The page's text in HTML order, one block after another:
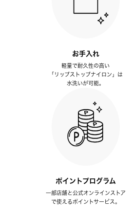
お手入れ
軽量で耐久性の高い
「リップストップナイロン」は
水洗いが可能。
ポイントプログラム
一部店舗と公式オンラインストア
で使えるポイントサービス。